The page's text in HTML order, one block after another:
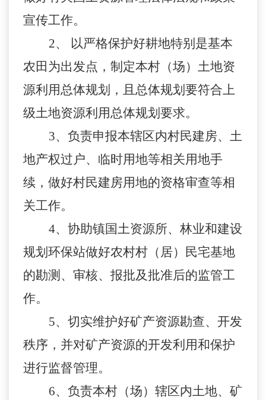
宣传工作。
2、 以严格保护好耕地特别是基本
农田为出发点，制定本村（场）土地资
源利用总体规划，且总体规划要符合上
级土地资源利用总体规划要求。
3、负责申报本辖区内村民建房、土
地产权过户、临时用地等相关用地手
续，做好村民建房用地的资格审查等相
关工作。
4、协助镇国土资源所、林业和建设
规划环保站做好农村村（居）民宅基地
的勘测、审核、报批及批准后的监管工
作。
5、切实维护好矿产资源勘查、开发
秩序，并对矿产资源的开发利用和保护
进行监督管理。
6、负责本村（场）辖区内土地、矿